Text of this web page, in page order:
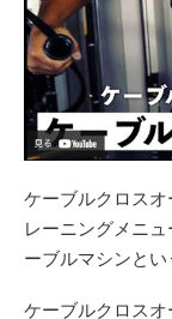
ケーブルクロス
レーニングメニ
ーブルマシンとい
ケーブルクロス